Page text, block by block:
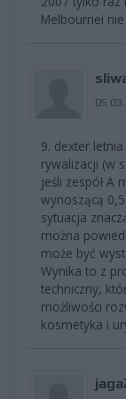
Melbournei
9. dexter
rywalizacji (w
jeśli zespół A
wynoszącą
sytuacja
można
może być
Wynika to z
techniczny,
możliwości
kosmetyka i